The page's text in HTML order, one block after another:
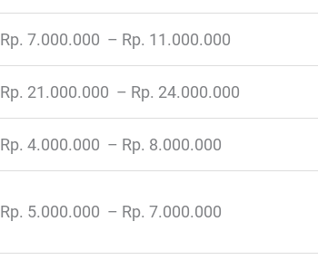
Rp. 7.000.000 – Rp. 11.000.000
Rp. 21.000.000 – Rp. 24.000.000
Rp. 4.000.000 – Rp. 8.000.000
Rp. 5.000.000 – Rp. 7.000.000